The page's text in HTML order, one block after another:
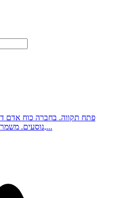
נוסעים. משמרת מיום א-ה: 6:00 עד 18:00, יום ו,...